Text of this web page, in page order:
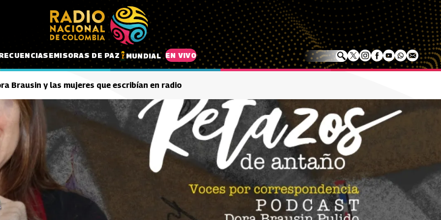
EMISORAS DE PAZ MUNDIAL EN VIVO
Brausin y las mujeres que escribían en radio